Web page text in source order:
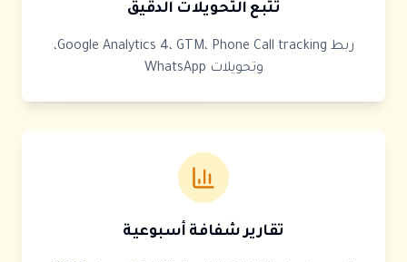
تتبع التحويلات الدقيق
ربط Google Analytics 4، GTM، Phone Call tracking،
وتحويلات WhatsApp
تقارير شفافة أسبوعية